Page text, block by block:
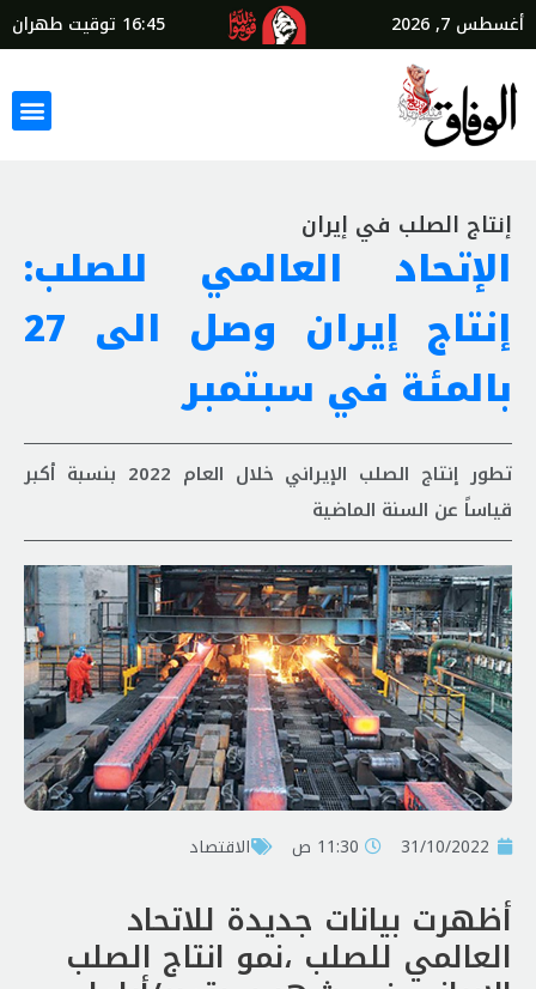
أغسطس 7, 2026 16:45 توقيت طهران
إنتاج الصلب في إيران
الإتحاد العالمي للصلب:
إنتاج إيران وصل الى 27
بالمئة في سبتمبر
تطور إنتاج الصلب الإيراني خلال العام 2022 بنسبة أكبر
قياساً عن السنة الماضية
31/10/2022 11:30 ص الاقتصاد
أظهرت بیانات جديدة للاتحاد
العالمي للصلب ،نمو انتاج الصلب